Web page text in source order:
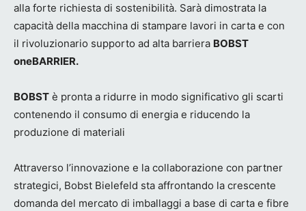
alla forte richiesta di sostenibilità. Sarà dimostrata la
capacità della macchina di stampare lavori in carta e con
il rivoluzionario supporto ad alta barriera BOBST
oneBARRIER.
BOBST è pronta a ridurre in modo significativo gli scarti
contenendo il consumo di energia e riducendo la
produzione di materiali
Attraverso l’innovazione e la collaborazione con partner
strategici, Bobst Bielefeld sta affrontando la crescente
domanda del mercato di imballaggi a base di carta e fibre